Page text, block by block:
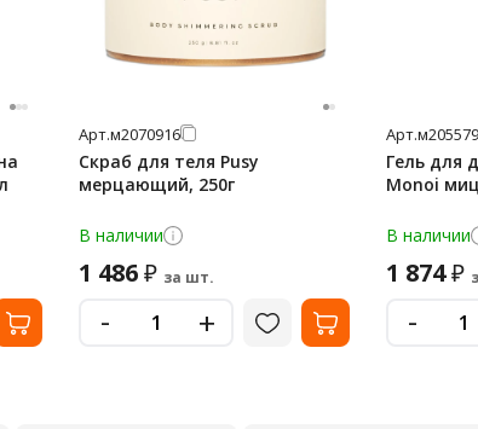
Арт.м2070916
Скраб для теля Pusy
мерцающий, 250г
В наличии
1 486₽ за шт.
- +
Арт.
Гель для
Monoi
В наличии
1 874₽
-